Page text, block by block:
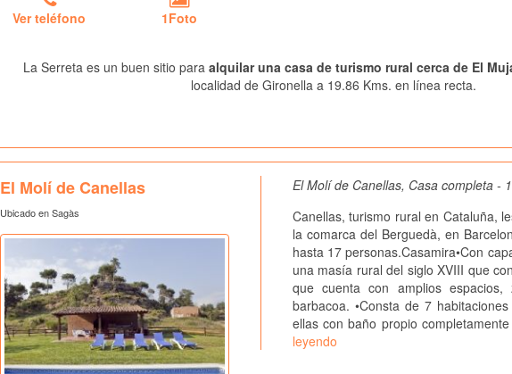
Ver teléfono 1Foto
La Serreta es un buen sitio paraalquilar una casa de turismo rural cerca de El
localidad de Gironella a 19.86 Kms. en línea recta.
El Molí de Canellas
Ubicado en Sagàs
El Molí de Canellas, Casa completa -
Canellas, turismo rural en Cataluña,
la comarca del Berguedà, en
hasta 17 personas.Casamira•Con
una masía rural del siglo XVIII que
que cuenta con amplios
barbacoa. •Consta de 7
ellas con baño propio
leyendo